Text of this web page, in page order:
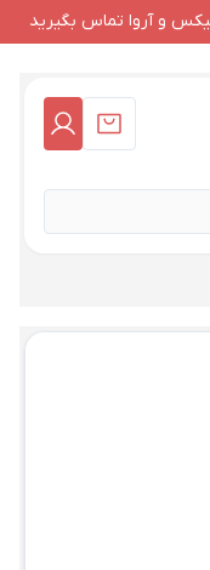
و آروا تماس بگیرید